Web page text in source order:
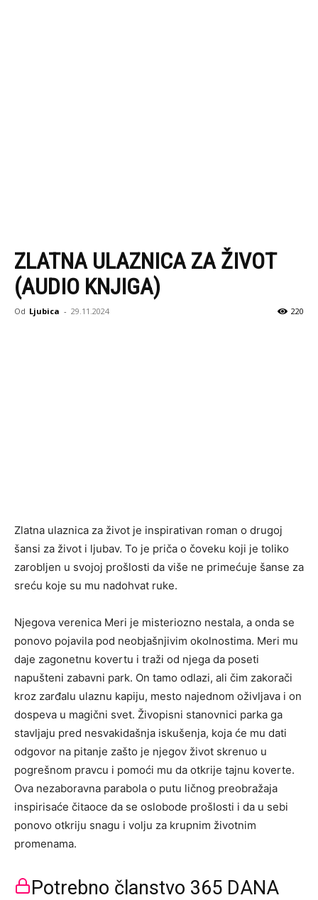
ZLATNA ULAZNICA ZA ŽIVOT
(AUDIO KNJIGA)
Od Ljubica - 29.11.2024 220
Zlatna ulaznica za život je inspirativan roman o drugoj
šansi za život i ljubav. To je priča o čoveku koji je toliko
zarobljen u svojoj prošlosti da više ne primećuje šanse za
sreću koje su mu nadohvat ruke.
Njegova verenica Meri je misteriozno nestala, a onda se
ponovo pojavila pod neobjašnjivim okolnostima. Meri mu
daje zagonetnu kovertu i traži od njega da poseti
napušteni zabavni park. On tamo odlazi, ali čim zakorači
kroz zarđalu ulaznu kapiju, mesto najednom oživljava i on
dospeva u magični svet. Živopisni stanovnici parka ga
stavljaju pred nesvakidašnja iskušenja, koja će mu dati
odgovor na pitanje zašto je njegov život skrenuo u
pogrešnom pravcu i pomoći mu da otkrije tajnu koverte.
Ova nezaboravna parabola o putu ličnog preobražaja
inspirisaće čitaoce da se oslobode prošlosti i da u sebi
ponovo otkriju snagu i volju za krupnim životnim
promenama.
Potrebno članstvo 365 DANA